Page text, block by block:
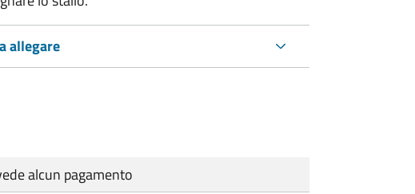
allegare
alcun pagamento